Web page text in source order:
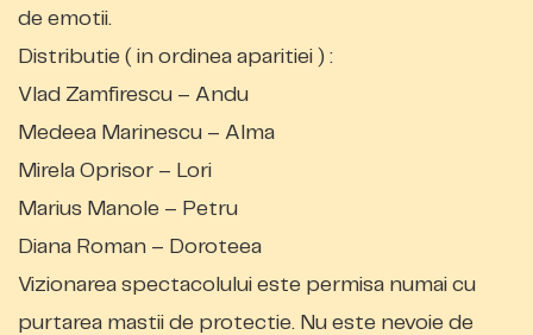
de emotii.
Distributie ( in ordinea aparitiei ) :
Vlad Zamfirescu – Andu
Medeea Marinescu – Alma
Mirela Oprisor – Lori
Marius Manole – Petru
Diana Roman – Doroteea
Vizionarea spectacolului este permisa numai cu
purtarea mastii de protectie. Nu este nevoie de